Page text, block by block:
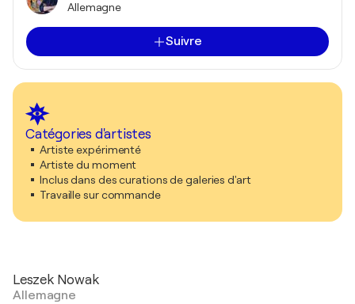
Allemagne
Suivre
Catégories d'artistes
Artiste expérimenté
Artiste du moment
Inclus dans des curations de galeries d'art
Travaille sur commande
Leszek Nowak
Allemagne